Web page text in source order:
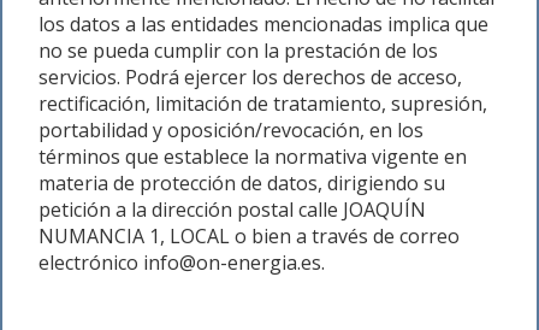
los datos a las entidades mencionadas implica que
no se pueda cumplir con la prestación de los
servicios. Podrá ejercer los derechos de acceso,
rectificación, limitación de tratamiento, supresión,
portabilidad y oposición/revocación, en los
términos que establece la normativa vigente en
materia de protección de datos, dirigiendo su
petición a la dirección postal calle JOAQUÍN
NUMANCIA 1, LOCAL o bien a través de correo
electrónico info@on-energia.es.